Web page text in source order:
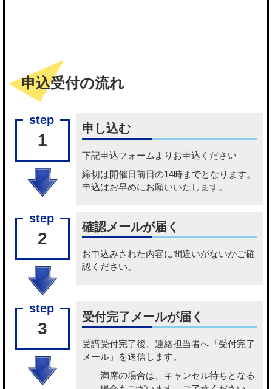
申込受付の流れ
1
申し込む
下記申込フォーム よりお申込ください
締切は開催日前日の14時までとなります。
申込はお早めにお願いいたします。
2
確認メールが届く
お申込みされた内容に間違いがないかご確
認ください。
3
受付完了メールが届く
受講受付完了後、連絡担当者へ「受付完了
メール」を送信します。
満席の場合は、キャンセル待ちとなる